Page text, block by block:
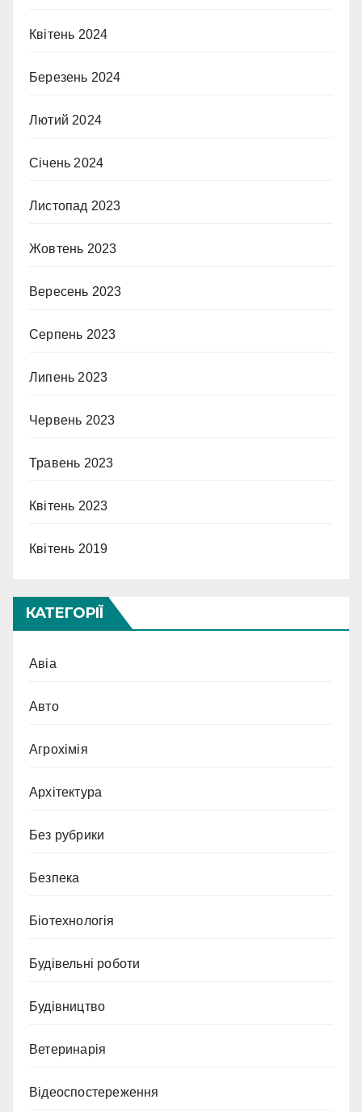
Квітень 2024
Березень 2024
Лютий 2024
Січень 2024
Листопад 2023
Жовтень 2023
Вересень 2023
Серпень 2023
Липень 2023
Червень 2023
Травень 2023
Квітень 2023
Квітень 2019
КАТЕГОРІЇ
Авіа
Авто
Агрохімія
Архітектура
Без рубрики
Безпека
Біотехнологія
Будівельні роботи
Будівництво
Ветеринарія
Відеоспостереження